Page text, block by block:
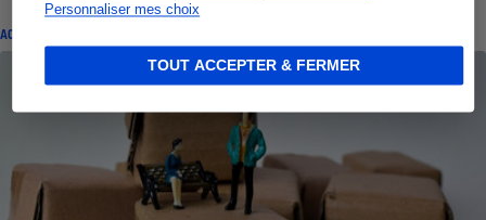
Personnaliser mes choix
TOUT ACCEPTER & FERMER
ACTUALITÉ